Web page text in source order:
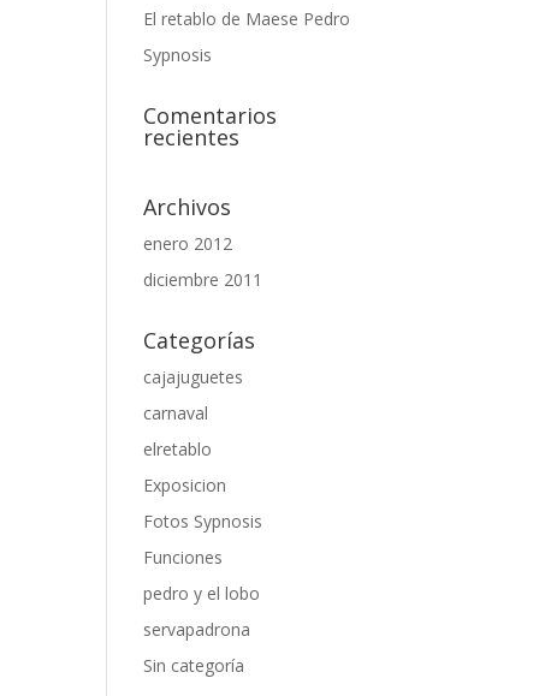
El retablo de Maese Pedro
Sypnosis
Comentarios
recientes
Archivos
enero 2012
diciembre 2011
Categorías
cajajuguetes
carnaval
elretablo
Exposicion
Fotos Sypnosis
Funciones
pedro y el lobo
servapadrona
Sin categoría